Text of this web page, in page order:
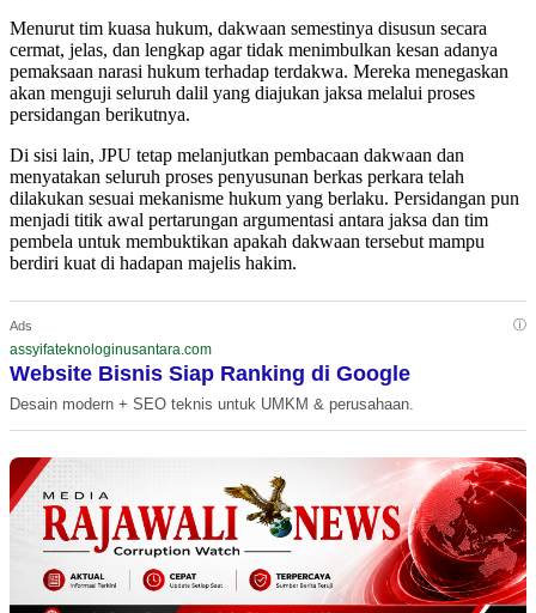
Menurut tim kuasa hukum, dakwaan semestinya disusun secara
cermat, jelas, dan lengkap agar tidak menimbulkan kesan adanya
pemaksaan narasi hukum terhadap terdakwa. Mereka menegaskan
akan menguji seluruh dalil yang diajukan jaksa melalui proses
persidangan berikutnya.
Di sisi lain, JPU tetap melanjutkan pembacaan dakwaan dan
menyatakan seluruh proses penyusunan berkas perkara telah
dilakukan sesuai mekanisme hukum yang berlaku. Persidangan pun
menjadi titik awal pertarungan argumentasi antara jaksa dan tim
pembela untuk membuktikan apakah dakwaan tersebut mampu
berdiri kuat di hadapan majelis hakim.
Ads ⓘ
assyifateknologinusantara.com
Website Bisnis Siap Ranking di Google
Desain modern + SEO teknis untuk UMKM & perusahaan.